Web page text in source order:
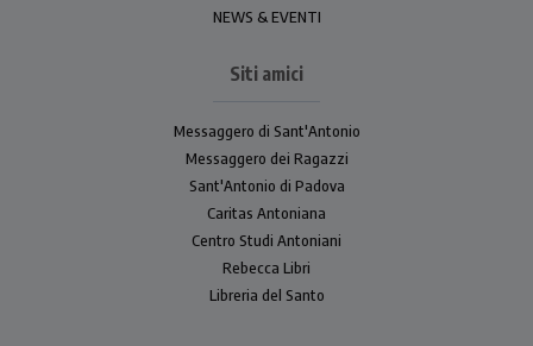
NEWS & EVENTI
Siti amici
Messaggero di Sant'Antonio
Messaggero dei Ragazzi
Sant'Antonio di Padova
Caritas Antoniana
Centro Studi Antoniani
Rebecca Libri
Libreria del Santo